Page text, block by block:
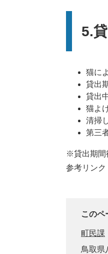
5.
猫に
貸出
貸出
猫よ
清掃
第三
※貸出期間
参考リンク
このペ
町民課
鳥取県